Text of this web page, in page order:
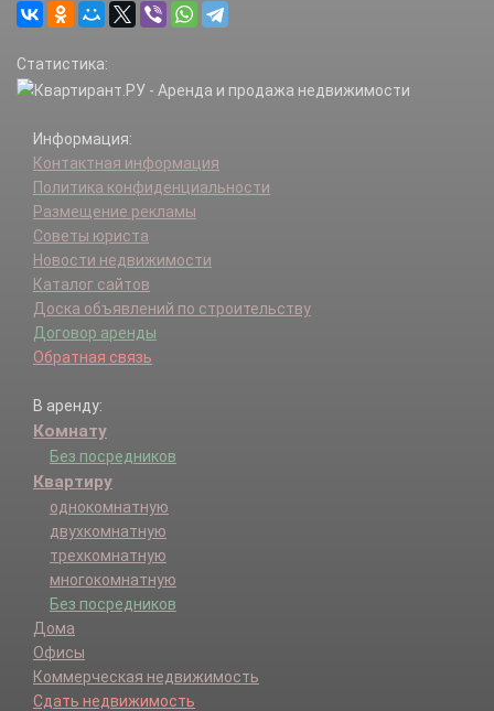
Статистика:
Информация:
Контактная информация
Политика конфиденциальности
Размещение рекламы
Советы юриста
Новости недвижимости
Каталог сайтов
Доска объявлений по строительству
Договор аренды
Обратная связь
В аренду:
Комнату
Без посредников
Квартиру
однокомнатную
двухкомнатную
трехкомнатную
многокомнатную
Без посредников
Дома
Офисы
Коммерческая недвижимость
Сдать недвижимость